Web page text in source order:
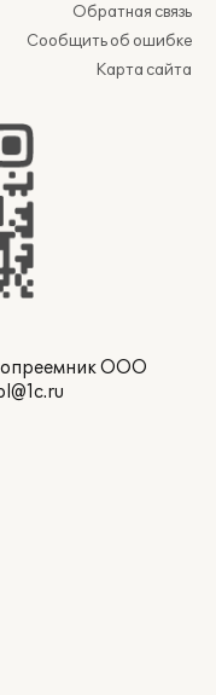
Обратная связь
Сообщить об ошибке
Карта сайта
ООО